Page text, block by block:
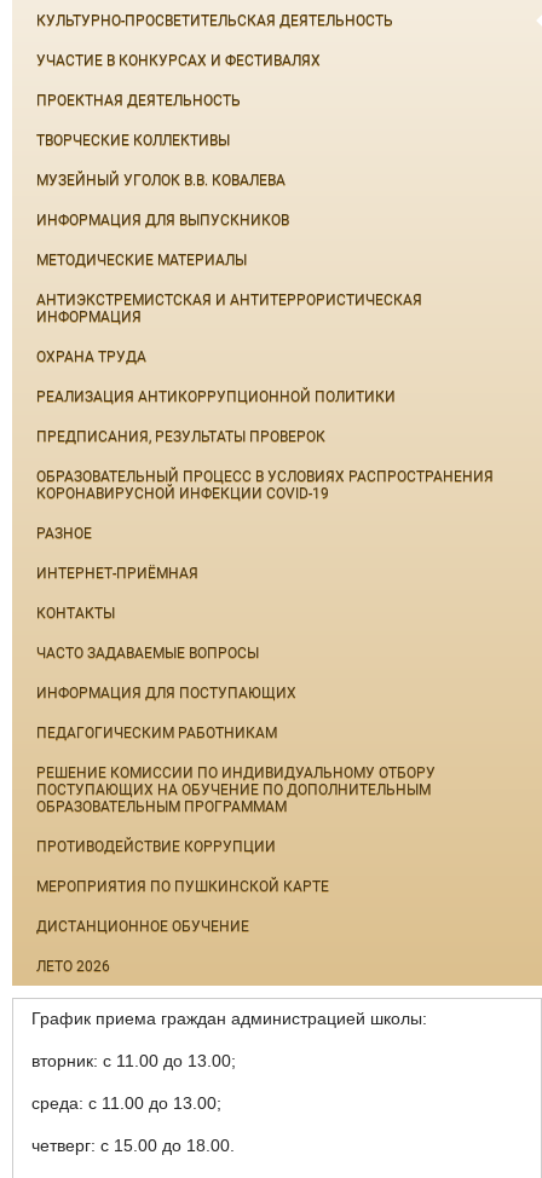
КУЛЬТУРНО-ПРОСВЕТИТЕЛЬСКАЯ ДЕЯТЕЛЬНОСТЬ
УЧАСТИЕ В КОНКУРСАХ И ФЕСТИВАЛЯХ
ПРОЕКТНАЯ ДЕЯТЕЛЬНОСТЬ
ТВОРЧЕСКИЕ КОЛЛЕКТИВЫ
МУЗЕЙНЫЙ УГОЛОК В.В. КОВАЛЕВА
ИНФОРМАЦИЯ ДЛЯ ВЫПУСКНИКОВ
МЕТОДИЧЕСКИЕ МАТЕРИАЛЫ
АНТИЭКСТРЕМИСТСКАЯ И АНТИТЕРРОРИСТИЧЕСКАЯ
ИНФОРМАЦИЯ
ОХРАНА ТРУДА
РЕАЛИЗАЦИЯ АНТИКОРРУПЦИОННОЙ ПОЛИТИКИ
ПРЕДПИСАНИЯ, РЕЗУЛЬТАТЫ ПРОВЕРОК
ОБРАЗОВАТЕЛЬНЫЙ ПРОЦЕСС В УСЛОВИЯХ РАСПРОСТРАНЕНИЯ
КОРОНАВИРУСНОЙ ИНФЕКЦИИ COVID-19
РАЗНОЕ
ИНТЕРНЕТ-ПРИЁМНАЯ
КОНТАКТЫ
ЧАСТО ЗАДАВАЕМЫЕ ВОПРОСЫ
ИНФОРМАЦИЯ ДЛЯ ПОСТУПАЮЩИХ
ПЕДАГОГИЧЕСКИМ РАБОТНИКАМ
РЕШЕНИЕ КОМИССИИ ПО ИНДИВИДУАЛЬНОМУ ОТБОРУ
ПОСТУПАЮЩИХ НА ОБУЧЕНИЕ ПО ДОПОЛНИТЕЛЬНЫМ
ОБРАЗОВАТЕЛЬНЫМ ПРОГРАММАМ
ПРОТИВОДЕЙСТВИЕ КОРРУПЦИИ
МЕРОПРИЯТИЯ ПО ПУШКИНСКОЙ КАРТЕ
ДИСТАНЦИОННОЕ ОБУЧЕНИЕ
ЛЕТО 2026
График приема граждан администрацией школы:
вторник: с 11.00 до 13.00;
среда: с 11.00 до 13.00;
четверг: с 15.00 до 18.00.